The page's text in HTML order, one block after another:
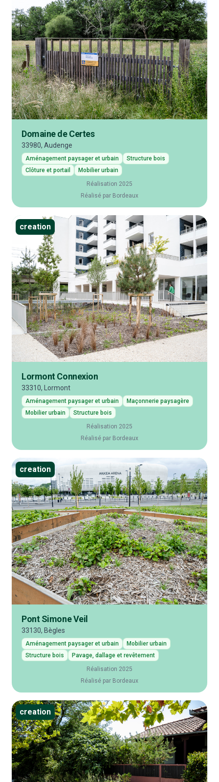
Domaine de Certes
33980, Audenge
Aménagement paysager et urbain
Structure bois
Clôture et portail
Mobilier urbain
Réalisation 2025
Réalisé par Bordeaux
creation
Lormont Connexion
33310, Lormont
Aménagement paysager et urbain
Maçonnerie paysagère
Mobilier urbain
Structure bois
Réalisation 2025
Réalisé par Bordeaux
creation
Pont Simone Veil
33130, Bègles
Aménagement paysager et urbain
Mobilier urbain
Structure bois
Pavage, dallage et revêtement
Réalisation 2025
Réalisé par Bordeaux
creation